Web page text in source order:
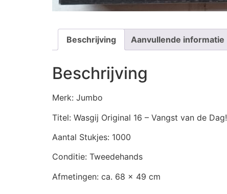
Beschrijving Aanvullende informatie
Beschrijving
Merk: Jumbo
Titel: Wasgij Original 16 – Vangst van de Dag!
Aantal Stukjes: 1000
Conditie: Tweedehands
Afmetingen: ca. 68 x 49 cm